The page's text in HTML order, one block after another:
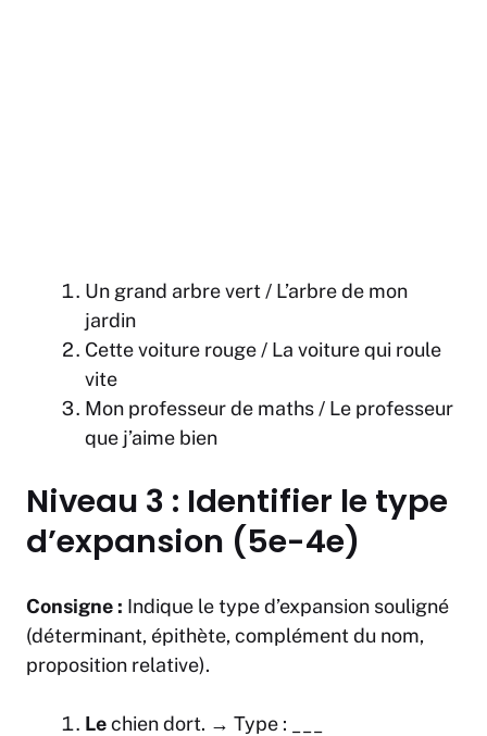
Un grand arbre vert / L’arbre de mon
jardin
Cette voiture rouge / La voiture qui roule
vite
Mon professeur de maths / Le professeur
que j’aime bien
Niveau 3 : Identifier le type
d’expansion (5e-4e)
Consigne : Indique le type d’expansion souligné
(déterminant, épithète, complément du nom,
proposition relative).
Lechien dort. → Type : ___